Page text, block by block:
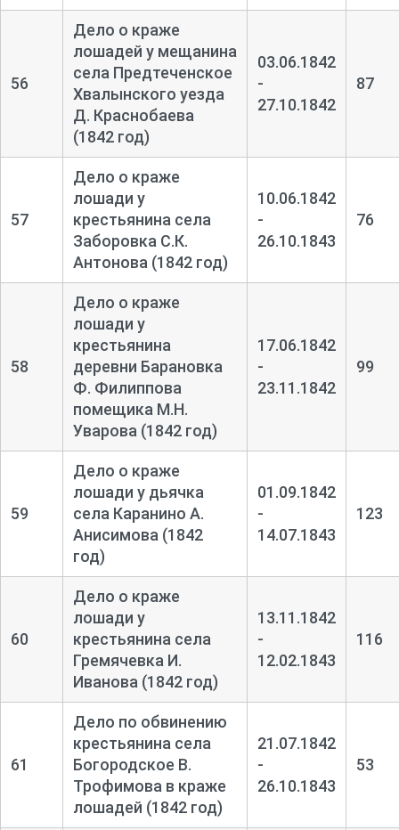
56
Дело о краже
лошадей у мещанина
села Предтеченское
Хвалынского уезда
Д. Краснобаева
(1842 год)
03.06.1842
-
27.10.1842
87
57
Дело о краже
лошади у
крестьянина села
Заборовка С.К.
Антонова (1842 год)
10.06.1842
-
26.10.1843
76
58
Дело о краже
лошади у
крестьянина
деревни Барановка
Ф. Филиппова
помещика М.Н.
Уварова (1842 год)
17.06.1842
-
23.11.1842
99
59
Дело о краже
лошади у дьячка
села Каранино А.
Анисимова (1842
год)
01.09.1842
-
14.07.1843
123
60
Дело о краже
лошади у
крестьянина села
Гремячевка И.
Иванова (1842 год)
13.11.1842
-
12.02.1843
116
61
Дело по обвинению
крестьянина села
Богородское В.
Трофимова в краже
лошадей (1842 год)
21.07.1842
-
26.10.1843
53